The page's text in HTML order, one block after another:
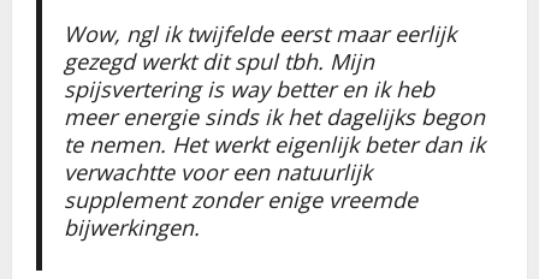
Wow, ngl ik twijfelde eerst maar eerlijk
gezegd werkt dit spul tbh. Mijn
spijsvertering is way better en ik heb
meer energie sinds ik het dagelijks begon
te nemen. Het werkt eigenlijk beter dan ik
verwachtte voor een natuurlijk
supplement zonder enige vreemde
bijwerkingen.